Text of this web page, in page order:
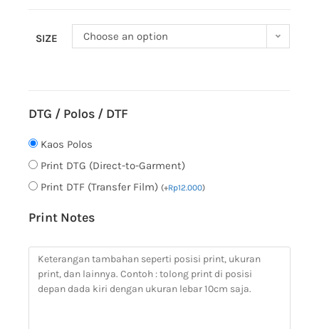
SIZE Choose an option
DTG / Polos / DTF
Kaos Polos
Print DTG (Direct-to-Garment)
Print DTF (Transfer Film) (+Rp12.000)
Print Notes